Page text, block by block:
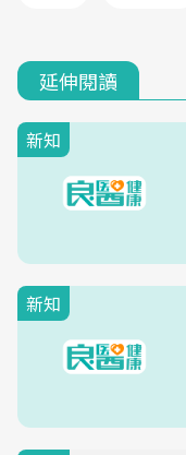
延伸閱讀
新知
新知